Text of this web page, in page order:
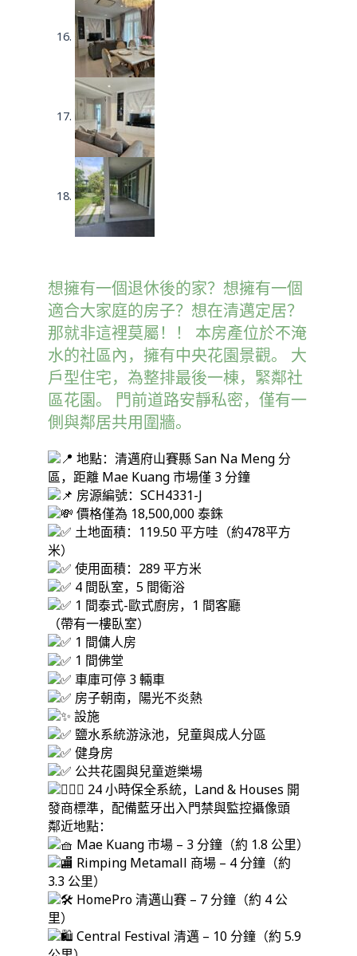
想擁有一個退休後的家？想擁有一個
適合大家庭的房子？想在清邁定居？
那就非這裡莫屬！！ 本房產位於不淹
水的社區內，擁有中央花園景觀。 大
戶型住宅，為整排最後一棟，緊鄰社
區花園。 門前道路安靜私密，僅有一
側與鄰居共用圍牆。
地點：清邁府山賽縣 San Na Meng 分
區，距離 Mae Kuang 市場僅 3 分鐘
房源編號：SCH4331-J
價格僅為 18,500,000 泰銖
土地面積：119.50 平方哇（約478平方
米）
使用面積：289 平方米
4 間臥室，5 間衛浴
1 間泰式-歐式廚房，1 間客廳
（帶有一樓臥室）
1 間傭人房
1 間佛堂
車庫可停 3 輛車
房子朝南，陽光不炎熱
設施
鹽水系統游泳池，兒童與成人分區
健身房
公共花園與兒童遊樂場
24 小時保全系統，Land & Houses 開
發商標準，配備藍牙出入門禁與監控攝像頭
鄰近地點：
Mae Kuang 市場 – 3 分鐘（約 1.8 公里）
Rimping Metamall 商場 – 4 分鐘（約
3.3 公里）
HomePro 清邁山賽 – 7 分鐘（約 4 公
里）
Central Festival 清邁 – 10 分鐘（約 5.9